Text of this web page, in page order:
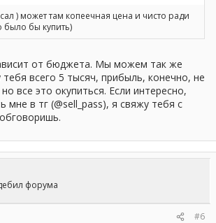
) может там копеечная цена и чисто ради
бы купить)
от бюджета. Мы можем так же
тебя всего 5 тысяч, прибыль, конечно, не
все это окупиться. Если интересно,
мне в тг (@sell_pass), я свяжу тебя с
форума
#6